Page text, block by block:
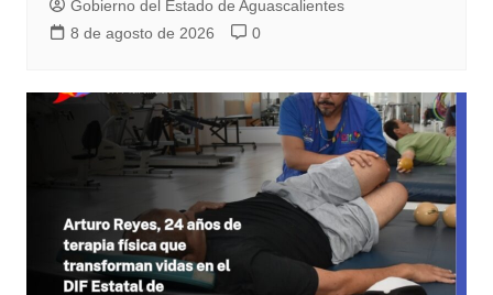
Gobierno del Estado de Aguascalientes
8 de agosto de 2026
0